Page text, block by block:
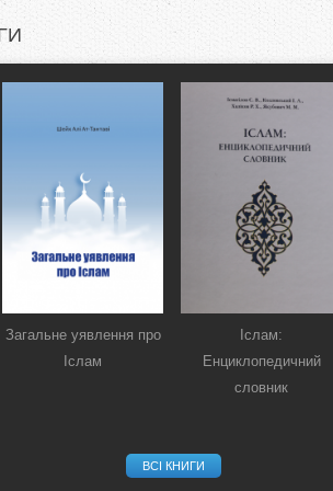
Загальне уявлення про
Іслам
Іслам:
Енциклопедичний
словник
ВСІ КНИГИ